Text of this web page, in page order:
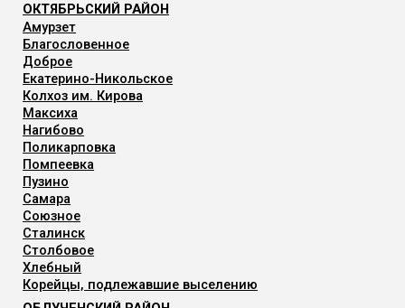
ОКТЯБРЬСКИЙ РАЙОН
Амурзет
Благословенное
Доброе
Екатерино-Никольское
Колхоз им. Кирова
Максиха
Нагибово
Поликарповка
Помпеевка
Пузино
Самара
Союзное
Сталинск
Столбовое
Хлебный
Корейцы, подлежавшие выселению